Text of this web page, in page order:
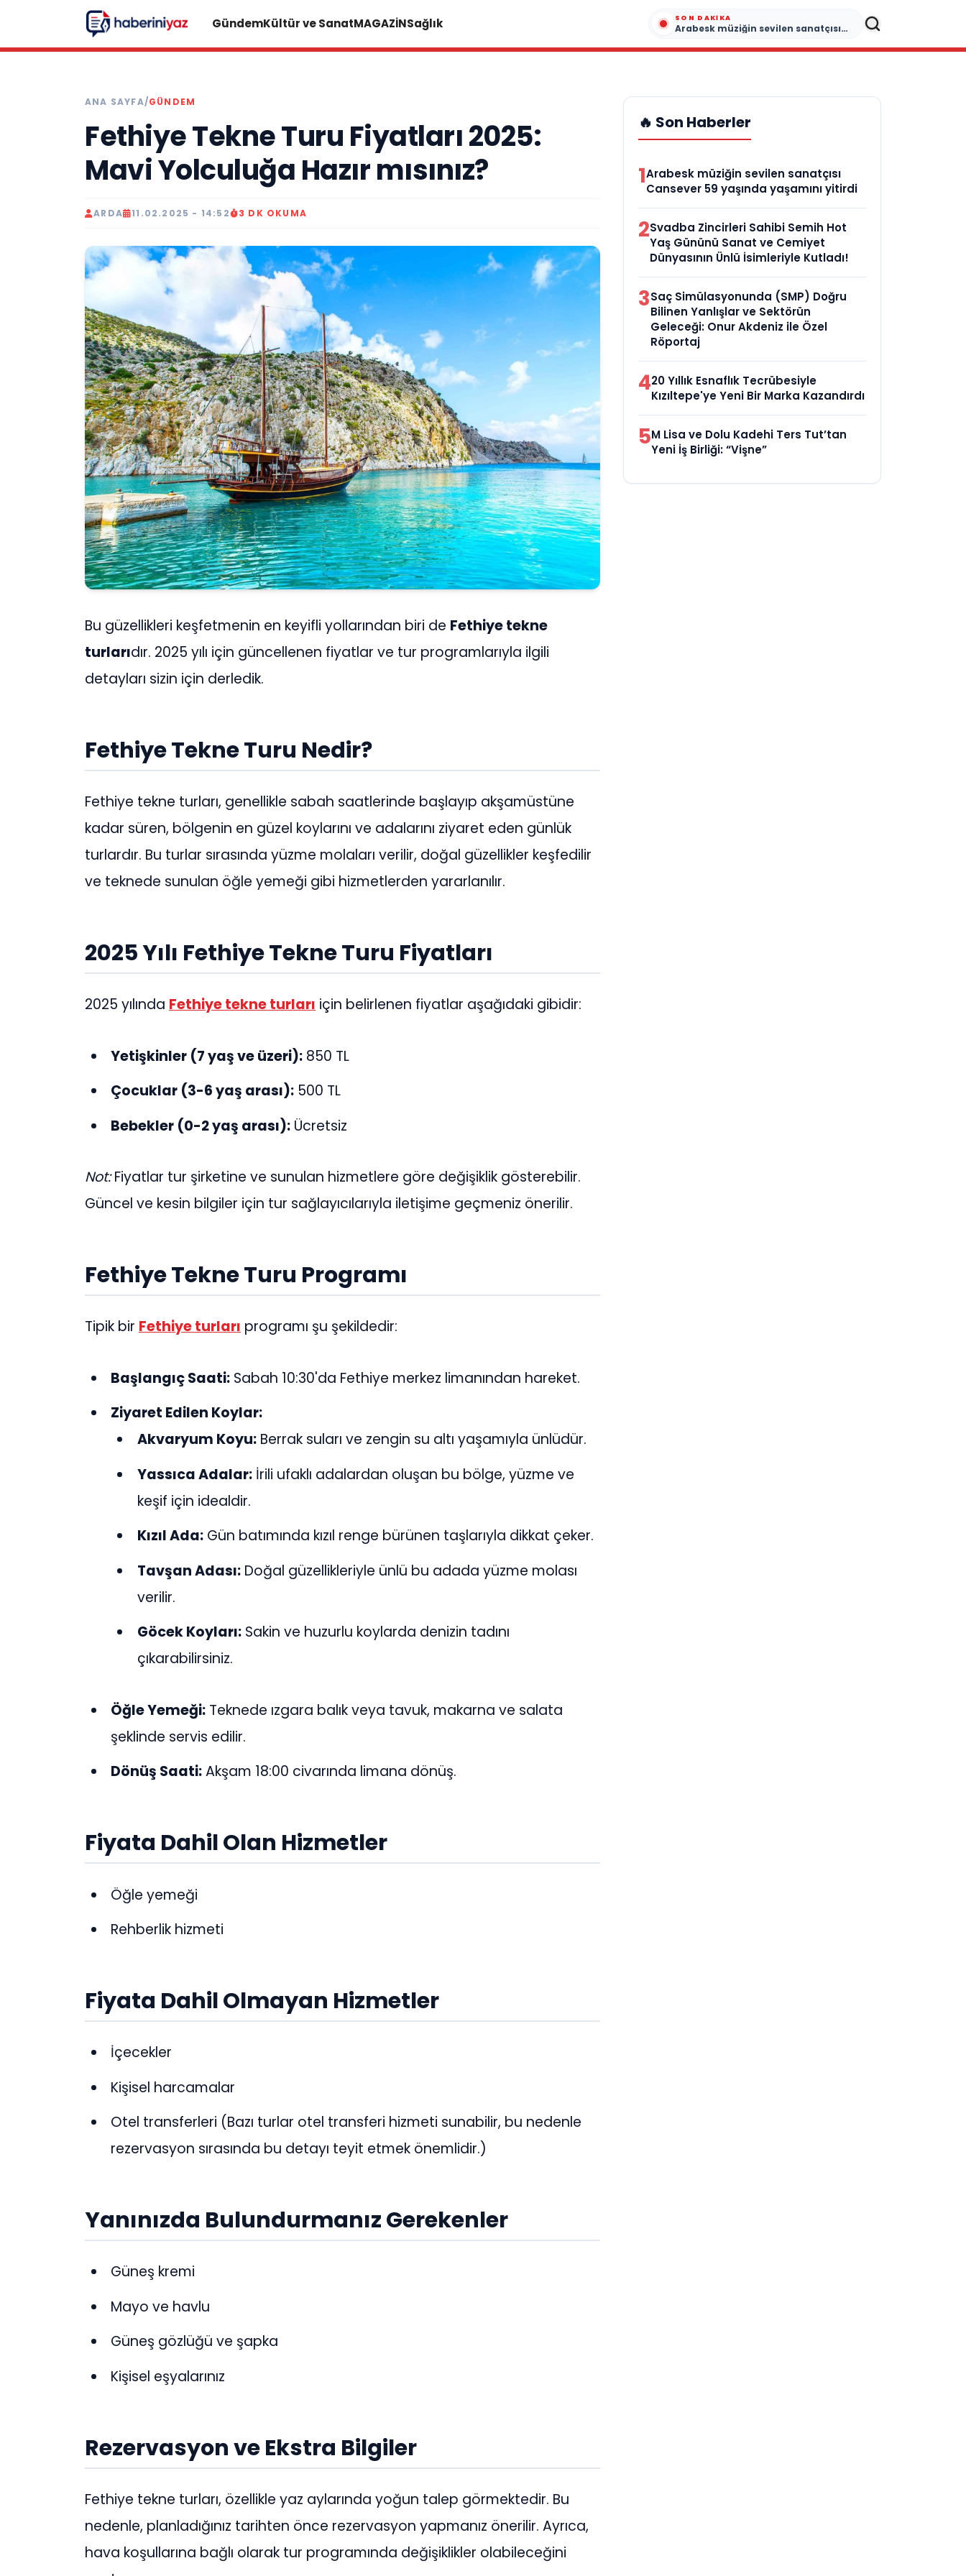
GündemKültür ve SanatMAGAZİNSağlık SON DAKIKA
Arabesk müziğin sevilen sanatçısı Cansever 59 yaşında yaşamını yitirdi
ANA SAYFA/GÜNDEM
Fethiye Tekne Turu Fiyatları 2025:
Mavi Yolculuğa Hazır mısınız?
ARDA 11.02.2025 - 14:52 3 DK OKUMA
Bu güzellikleri keşfetmenin en keyifli yollarından biri de Fethiye tekne
turlarıdır. 2025 yılı için güncellenen fiyatlar ve tur programlarıyla ilgili
detayları sizin için derledik.
Fethiye Tekne Turu Nedir?
Fethiye tekne turları, genellikle sabah saatlerinde başlayıp akşamüstüne
kadar süren, bölgenin en güzel koylarını ve adalarını ziyaret eden günlük
turlardır. Bu turlar sırasında yüzme molaları verilir, doğal güzellikler keşfedilir
ve teknede sunulan öğle yemeği gibi hizmetlerden yararlanılır.
2025 Yılı Fethiye Tekne Turu Fiyatları
2025 yılında Fethiye tekne turları için belirlenen fiyatlar aşağıdaki gibidir:
Yetişkinler (7 yaş ve üzeri): 850 TL
Çocuklar (3-6 yaş arası): 500 TL
Bebekler (0-2 yaş arası): Ücretsiz
Not:Fiyatlar tur şirketine ve sunulan hizmetlere göre değişiklik gösterebilir.
Güncel ve kesin bilgiler için tur sağlayıcılarıyla iletişime geçmeniz önerilir.
Fethiye Tekne Turu Programı
Tipik bir Fethiye turları programı şu şekildedir:
Başlangıç Saati: Sabah 10:30'da Fethiye merkez limanından hareket.
Ziyaret Edilen Koylar:
Akvaryum Koyu:Berrak suları ve zengin su altı yaşamıyla ünlüdür.
Yassıca Adalar:İrili ufaklı adalardan oluşan bu bölge, yüzme ve
keşif için idealdir.
Kızıl Ada:Gün batımında kızıl renge bürünen taşlarıyla dikkat çeker.
Tavşan Adası:Doğal güzellikleriyle ünlü bu adada yüzme molası
verilir.
Göcek Koyları:Sakin ve huzurlu koylarda denizin tadını
çıkarabilirsiniz.
Öğle Yemeği: Teknede ızgara balık veya tavuk, makarna ve salata
şeklinde servis edilir.
Dönüş Saati:Akşam 18:00 civarında limana dönüş.
Fiyata Dahil Olan Hizmetler
Öğle yemeği
Rehberlik hizmeti
Fiyata Dahil Olmayan Hizmetler
İçecekler
Kişisel harcamalar
Otel transferleri (Bazı turlar otel transferi hizmeti sunabilir, bu nedenle
rezervasyon sırasında bu detayı teyit etmek önemlidir.)
Yanınızda Bulundurmanız Gerekenler
Güneş kremi
Mayo ve havlu
Güneş gözlüğü ve şapka
Kişisel eşyalarınız
Rezervasyon ve Ekstra Bilgiler
Fethiye tekne turları, özellikle yaz aylarında yoğun talep görmektedir. Bu
nedenle, planladığınız tarihten önce rezervasyon yapmanız önerilir. Ayrıca,
hava koşullarına bağlı olarak tur programında değişiklikler olabileceğini
🔥 Son Haberler
1Arabesk müziğin sevilen sanatçısı
Cansever 59 yaşında yaşamını yitirdi
2Svadba Zincirleri Sahibi Semih Hot
Yaş Gününü Sanat ve Cemiyet
Dünyasının Ünlü İsimleriyle Kutladı!
3Saç Simülasyonunda (SMP) Doğru
Bilinen Yanlışlar ve Sektörün
Geleceği: Onur Akdeniz ile Özel
Röportaj
420 Yıllık Esnaflık Tecrübesiyle
Kızıltepe'ye Yeni Bir Marka Kazandırdı
5M Lisa ve Dolu Kadehi Ters Tut’tan
Yeni İş Birliği: “Vişne”